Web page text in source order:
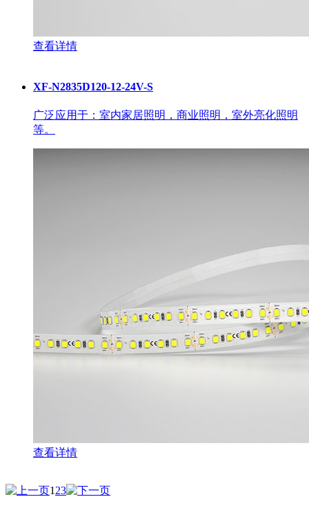
查看详情
XF-N2835D120-12-24V-S
广泛应用于：室内家居照明，商业照明，室外亮化照明
等。
查看详情
1 23